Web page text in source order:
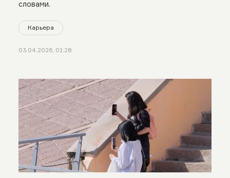
словами.
Карьера
03.04.2026, 01:28